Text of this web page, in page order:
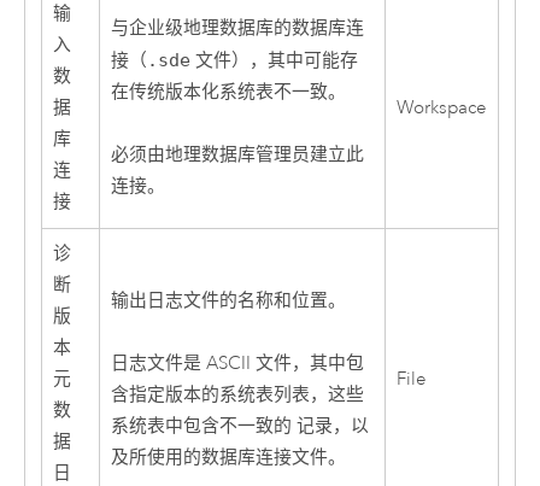
输
入
数
据
库
连
接
与企业级地理数据库的数据库连
接（ .sde 文件），其中可能存
在传统版本化系统表不一致。
必须由地理数据库管理员建立此
连接。
Workspace
诊
断
版
本
元
数
据
日
输出日志文件的名称和位置。
日志文件是 ASCII 文件，其中包
含指定版本的系统表列表，这些
系统表中包含不一致的 记录，以
及所使用的数据库连接文件。
File